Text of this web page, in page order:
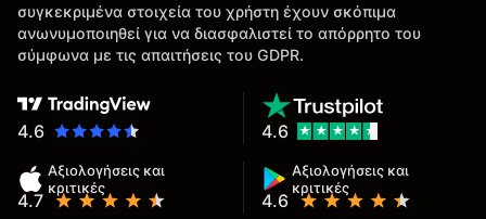
συγκεκριμένα στοιχεία του χρήστη έχουν σκόπιμα
ανωνυμοποιηθεί για να διασφαλιστεί το απόρρητο του
σύμφωνα με τις απαιτήσεις του GDPR.
4.6
Αξιολογήσεις και
κριτικές
4.7
Αξιολογήσεις και
κριτικές
4.6
4.6